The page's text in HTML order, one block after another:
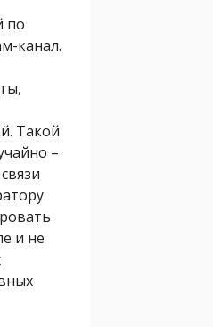
по
канал.
Такой
–
и не